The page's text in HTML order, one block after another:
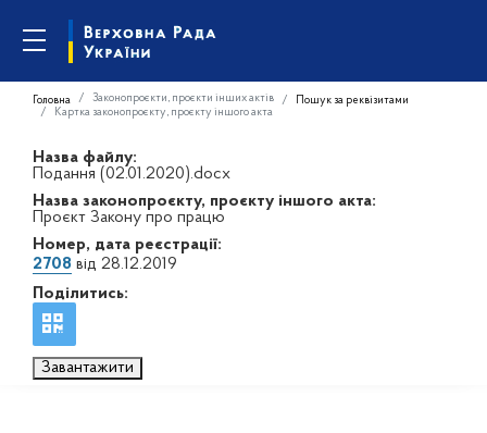
Головна Законопроєкти, проєкти інших актів
Пошук за реквізитами
Картка законопроєкту, проєкту іншого акта
Назва файлу:
Подання (02.01.2020).docx
Назва законопроєкту, проєкту іншого акта:
Проєкт Закону про працю
Номер, дата реєстрації:
2708 від 28.12.2019
Поділитись:
Завантажити